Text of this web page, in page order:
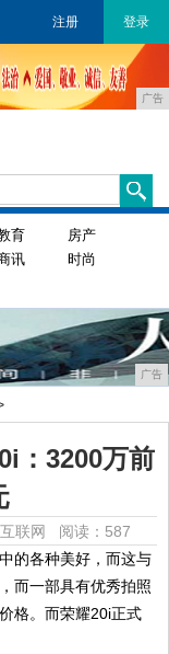
注册 登录
广告
育
房产
讯
时尚
广告
：3200万前
联网 阅读：587
的各种美好，而这与
而一部具有优秀拍照
格。而荣耀20i正式